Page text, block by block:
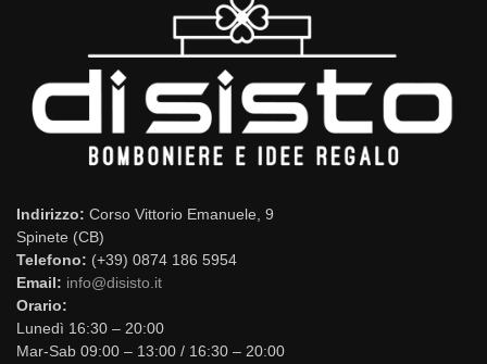
Indirizzo: Corso Vittorio Emanuele, 9
Spinete (CB)
Telefono: (+39) 0874 186 5954
Email: info@disisto.it
Orario:
Lunedì 16:30 – 20:00
Mar-Sab 09:00 – 13:00 / 16:30 – 20:00